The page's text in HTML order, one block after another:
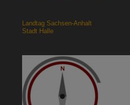
Landtag Sachsen-Anhalt
Stadt Halle